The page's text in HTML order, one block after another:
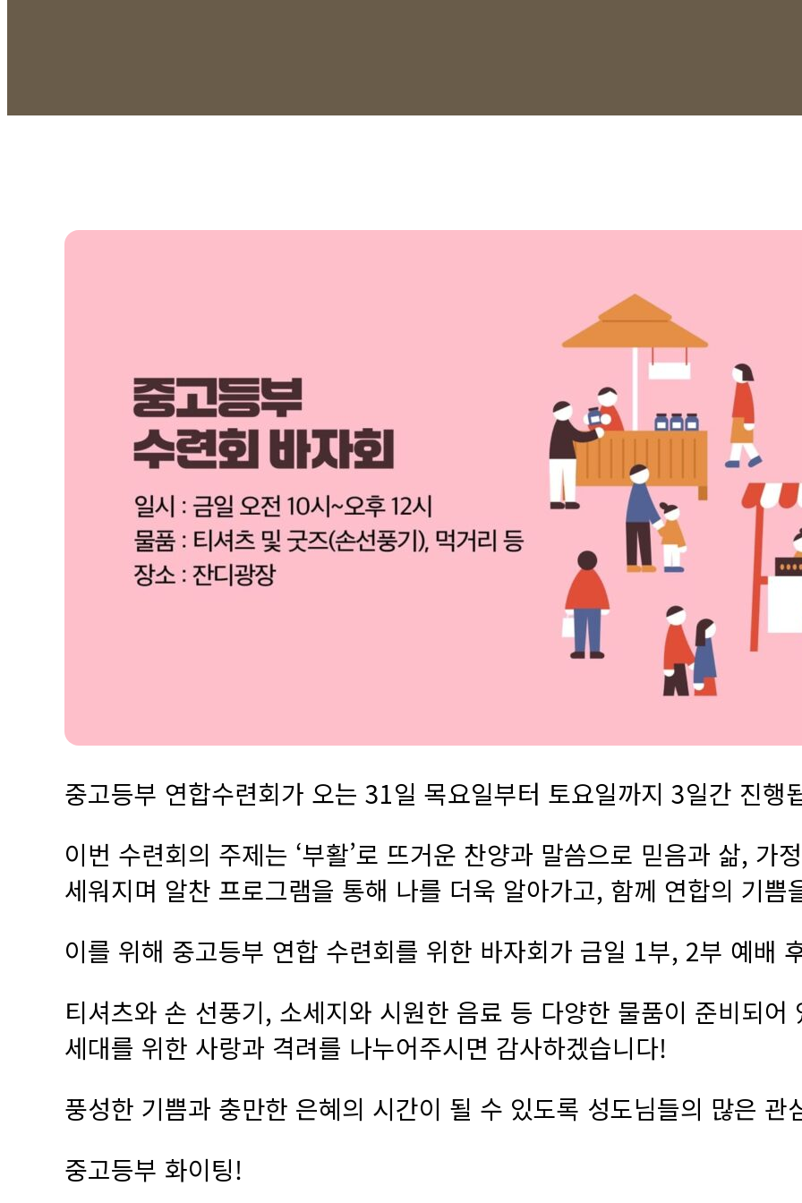
중고등부 연합수련회가 오는 31일 목요일부터 토요일까지 3일간 진행
이번 수련회의 주제는 ‘부활’로 뜨거운 찬양과 말씀으로 믿음과 삶, 가
세워지며 알찬 프로그램을 통해 나를 더욱 알아가고, 함께 연합의 기
이를 위해 중고등부 연합 수련회를 위한 바자회가 금일 1부, 2부 예배
티셔츠와 손 선풍기, 소세지와 시원한 음료 등 다양한 물품이 준비되
세대를 위한 사랑과 격려를 나누어주시면 감사하겠습니다!
풍성한 기쁨과 충만한 은혜의 시간이 될 수 있도록 성도님들의 많은 관
중고등부 화이팅!